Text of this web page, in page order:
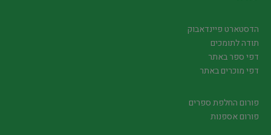
הדסטארט פיינדאבוק
תודה לתומכים
דפי ספר באתר
דפי מוכרים באתר
פורום החלפת ספרים
פורום אספנות